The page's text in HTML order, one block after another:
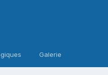
Galerie